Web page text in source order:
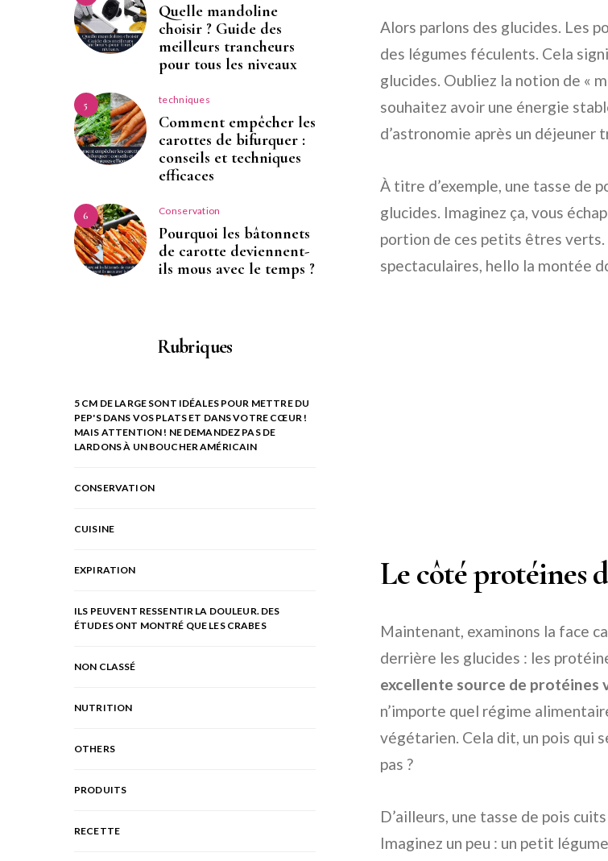
Alors parlons des glucides. Les
des légumes féculents. Cela
glucides. Oubliez la notion de «
souhaitez avoir une énergie
d’astronomie après un déjeuner
À titre d’exemple, une tasse de
glucides. Imaginez ça, vous
portion de ces petits êtres verts.
spectaculaires, hello la montée
Le côté protéines
Maintenant, examinons la face
derrière les glucides : les
excellente source de protéines
n’importe quel régime
végétarien. Cela dit, un pois qui
pas ?
D’ailleurs, une tasse de pois
Imaginez un peu : un petit
Quelle mandoline
choisir ? Guide des
meilleurs trancheurs
pour tous les niveaux
5 techniques
Comment empêcher les
carottes de bifurquer :
conseils et techniques
efficaces
6 Conservation
Pourquoi les bâtonnets
de carotte deviennent-
ils mous avec le temps ?
Rubriques
5 CM DE LARGE SONT IDÉALES POUR METTRE DU
PEP'S DANS VOS PLATS ET DANS VOTRE CŒUR !
MAIS ATTENTION ! NE DEMANDEZ PAS DE
LARDONS À UN BOUCHER AMÉRICAIN
CONSERVATION
CUISINE
EXPIRATION
ILS PEUVENT RESSENTIR LA DOULEUR. DES
ÉTUDES ONT MONTRÉ QUE LES CRABES
NON CLASSÉ
NUTRITION
OTHERS
PRODUITS
RECETTE